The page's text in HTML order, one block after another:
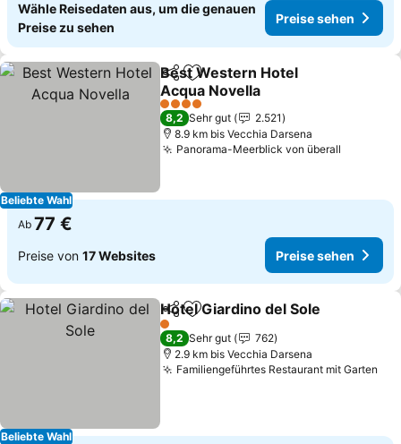
Wähle Reisedaten aus, um die genauen
Preise zu sehen
Preise sehen
Beliebte Wahl
TeilenZu Favoriten hinzufügen
Best Western Hotel
Acqua Novella
Preise sehen
4 Sterne
8,2 Sehr gut
2.521
8.9 km bis Vecchia Darsena
Panorama-Meerblick von überall
Ab 77 €
Preise von 17 Websites Preise sehen
Beliebte Wahl
TeilenZu Favoriten hinzufügen
Hotel Giardino del Sole
1 Sterne
8,2 Sehr gut
762
2.9 km bis Vecchia Darsena
Familiengeführtes Restaurant mit Garten